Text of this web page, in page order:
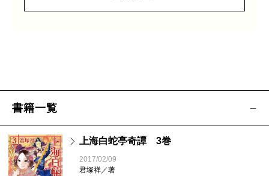
書籍一覧
上海白蛇亭奇譚 3巻
2017/02/09
君塚祥／著